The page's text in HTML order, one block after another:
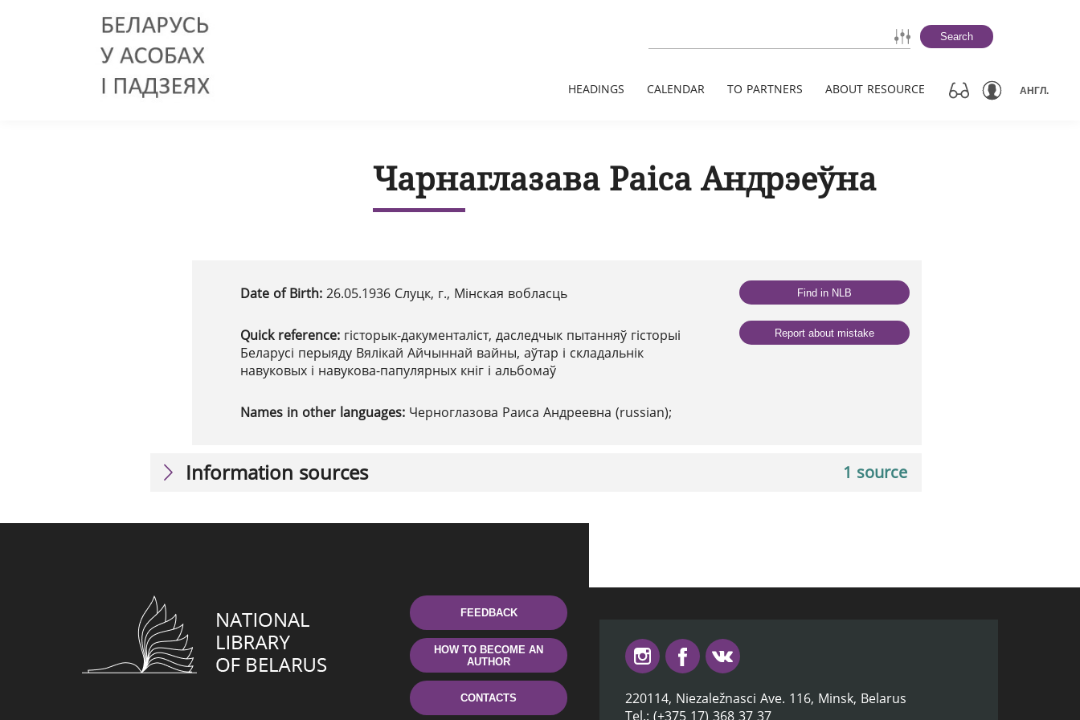
Search
HEADINGS CALENDAR TO PARTNERS ABOUT RESOURCE АНГЛ.
Чарнаглазава Раіса Андрэеўна
Date of Birth: 26.05.1936 Слуцк, г., Мінская вобласць
Quick reference: гісторык-дакументаліст, даследчык пытанняў гісторыі
Беларусі перыяду Вялікай Айчыннай вайны, аўтар і складальнік
навуковых і навукова-папулярных кніг і альбомаў
Names in other languages: Черноглазова Раиса Андреевна (russian);
Find in NLB
Report about mistake
1 source
Information sources
FEEDBACK
HOW TO BECOME AN
AUTHOR
CONTACTS
220114, Niezaležnasci Ave. 116, Minsk, Belarus
Tel.: (+375 17) 368 37 37